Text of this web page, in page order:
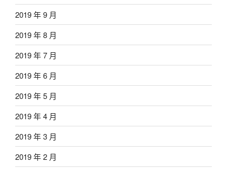
2019 年 9 月
2019 年 8 月
2019 年 7 月
2019 年 6 月
2019 年 5 月
2019 年 4 月
2019 年 3 月
2019 年 2 月